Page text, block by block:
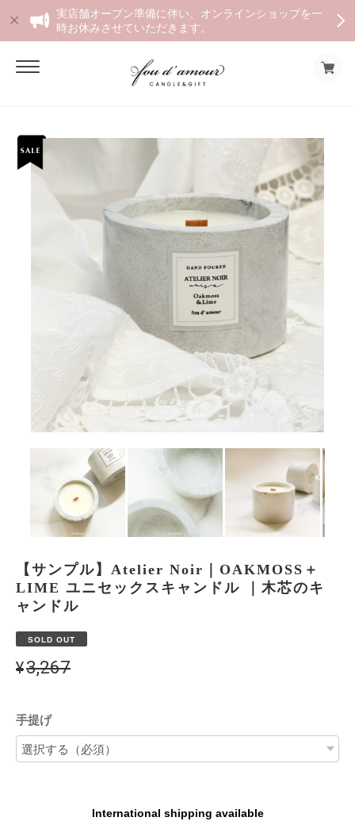
実店舗オープン準備に伴い、オンラインショップを一
時お休みさせていただきます。
【サンプル】Atelier Noir｜OAKMOSS＋
LIME ユニセックスキャンドル ｜木芯のキ
ャンドル
SOLD OUT
¥3,267
手提げ
International shipping available